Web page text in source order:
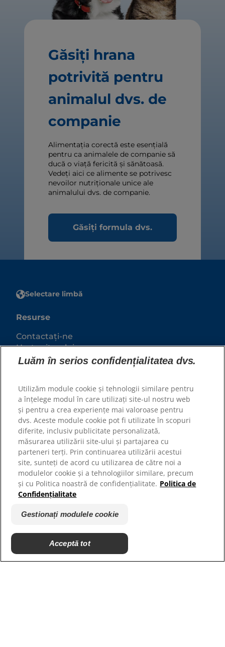
Găsiți hrana
potrivită pentru
animalul dvs. de
companie
Alimentația corectă este esențială
pentru ca animalele de companie să
ducă o viață fericită și sănătoasă.
Vedeți aici ce alimente se potrivesc
nevoilor nutriționale unice ale
animalului dvs. de companie.
Găsiți formula dvs.
Selectare limbă
Resurse
Contactați-ne
Harta site-ului
Hill’s Vet
Cariere
Parteneri adaposturi
Toate drepturile rezervate.
Așa cum este utilizat în prezentul document, indică
Luăm în serios confidențialitatea dvs.
Utilizăm module cookie și tehnologii similare pentru
a înțelege modul în care utilizați site-ul nostru web
și pentru a crea experiențe mai valoroase pentru
dvs. Aceste module cookie pot fi utilizate în scopuri
diferite, inclusiv publicitate personalizată,
măsurarea utilizării site-ului și partajarea cu
parteneri terți. Prin continuarea utilizării acestui
site, sunteți de acord cu utilizarea de către noi a
modulelor cookie și a tehnologiilor similare, precum
și cu Politica noastră de confidențialitate. Politica de
Confidențialitate
Gestionați modulele cookie
Acceptă tot